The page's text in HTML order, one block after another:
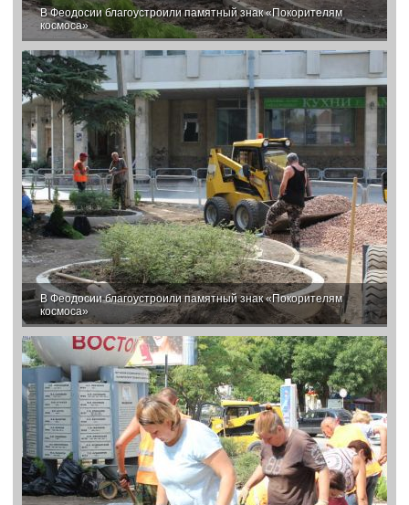
В Феодосии благоустроили памятный знак «Покорителям
космоса»
В Феодосии благоустроили памятный знак «Покорителям
космоса»